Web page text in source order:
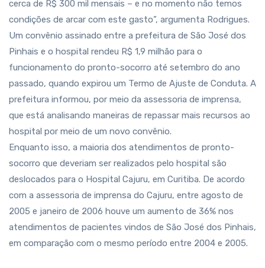
cerca de R$ 300 mil mensais – e no momento não temos
condições de arcar com este gasto”, argumenta Rodrigues.
Um convênio assinado entre a prefeitura de São José dos
Pinhais e o hospital rendeu R$ 1,9 milhão para o
funcionamento do pronto-socorro até setembro do ano
passado, quando expirou um Termo de Ajuste de Conduta. A
prefeitura informou, por meio da assessoria de imprensa,
que está analisando maneiras de repassar mais recursos ao
hospital por meio de um novo convênio.
Enquanto isso, a maioria dos atendimentos de pronto-
socorro que deveriam ser realizados pelo hospital são
deslocados para o Hospital Cajuru, em Curitiba. De acordo
com a assessoria de imprensa do Cajuru, entre agosto de
2005 e janeiro de 2006 houve um aumento de 36% nos
atendimentos de pacientes vindos de São José dos Pinhais,
em comparação com o mesmo período entre 2004 e 2005.